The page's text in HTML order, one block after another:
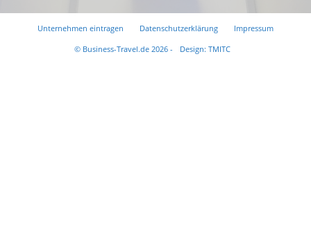
Unternehmen eintragen Datenschutzerklärung
Impressum
© Business-Travel.de 2026 -
Design: TMITC